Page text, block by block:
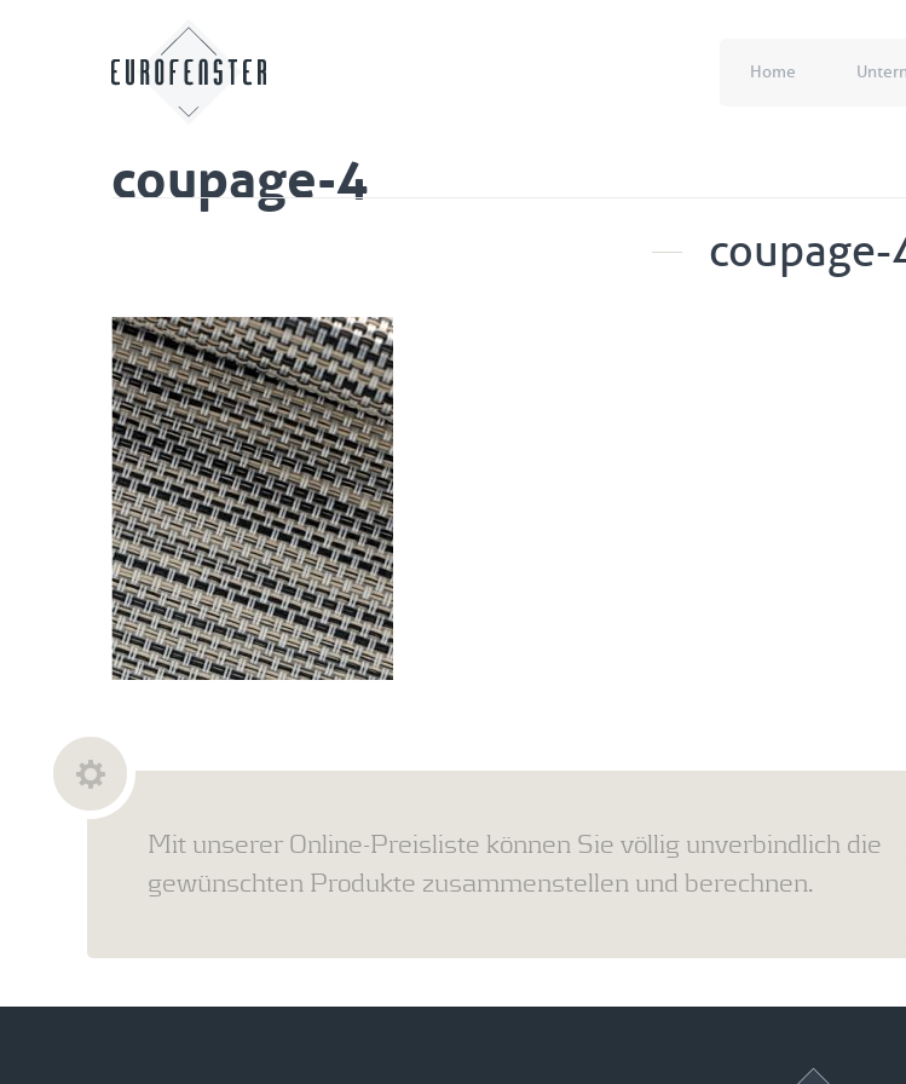
Home
coupage-4
coupage-
Mit unserer Online-Preisliste können Sie völlig unverbindlich die
gewünschten Produkte zusammenstellen und berechnen.